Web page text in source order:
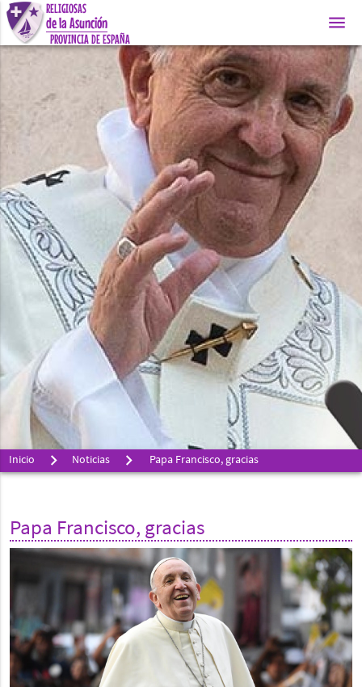
RELIGIOSAS
de la Asunción
PROVINCIA DE ESPAÑA
menu
Inicio Noticias Papa Francisco, gracias
Papa Francisco, gracias